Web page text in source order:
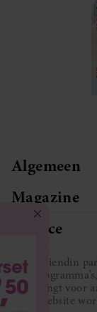
Algemeen
Magazine
Service
Vriendin
ontvangt voor
website